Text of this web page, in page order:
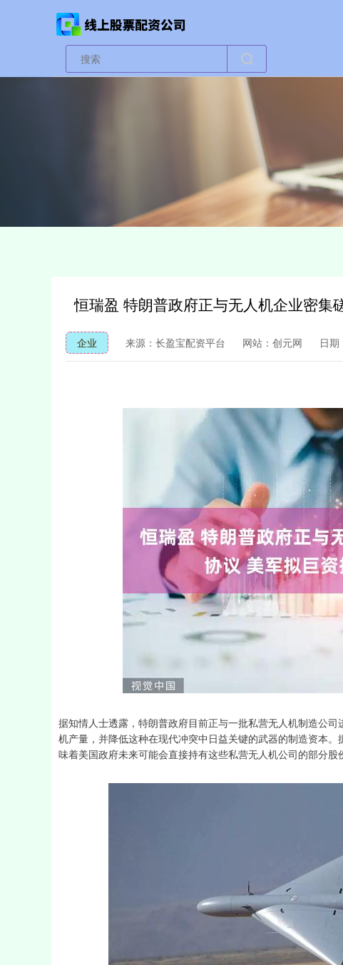
恒瑞盈 特朗普政府正与无人机企业密集
企业 来源：长盈宝配资平台 网站：创元网 日
据知情人士透露，特朗普政府目前正与一批私营无人机制造公
机产量，并降低这种在现代冲突中日益关键的武器的制造资本
味着美国政府未来可能会直接持有这些私营无人机公司的部分股
14297.02